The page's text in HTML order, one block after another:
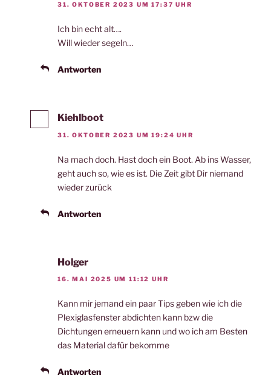
31. OKTOBER 2023 UM 17:37 UHR
Ich bin echt alt….
Will wieder segeln…
Antworten
Kiehlboot
31. OKTOBER 2023 UM 19:24 UHR
Na mach doch. Hast doch ein Boot. Ab ins Wasser,
geht auch so, wie es ist. Die Zeit gibt Dir niemand
wieder zurück
Antworten
Holger
16. MAI 2025 UM 11:12 UHR
Kann mir jemand ein paar Tips geben wie ich die
Plexiglasfenster abdichten kann bzw die
Dichtungen erneuern kann und wo ich am Besten
das Material dafür bekomme
Antworten